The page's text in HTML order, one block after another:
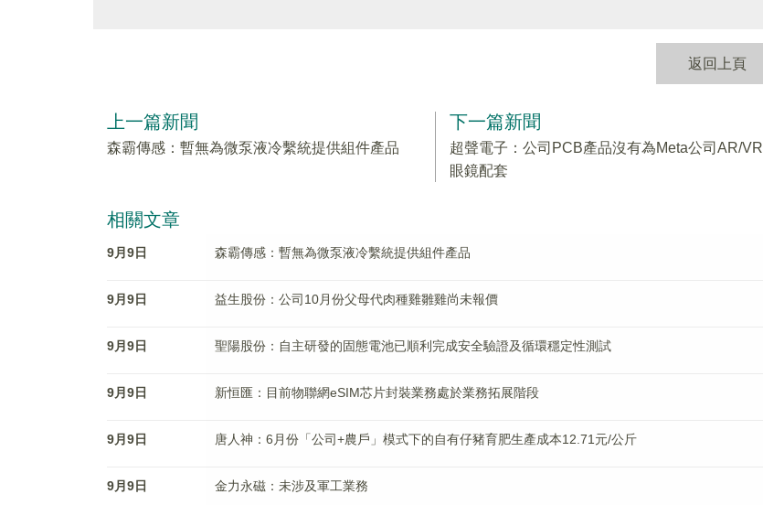
返回上頁
上一篇新聞
森霸傳感：暫無為微泵液冷繫統提供組件產品
下一篇新聞
超聲電子：公司PCB產品沒有為Meta公司AR/VR
眼鏡配套
相關文章
9月9日 森霸傳感：暫無為微泵液冷繫統提供組件產品
9月9日 益生股份：公司10月份父母代肉種雞雛雞尚未報價
9月9日 聖陽股份：自主研發的固態電池已順利完成安全驗證及循環穩定性測試
9月9日 新恒匯：目前物聯網eSIM芯片封裝業務處於業務拓展階段
9月9日 唐人神：6月份「公司+農戶」模式下的自有仔豬育肥生產成本12.71元/公斤
9月9日 金力永磁：未涉及軍工業務